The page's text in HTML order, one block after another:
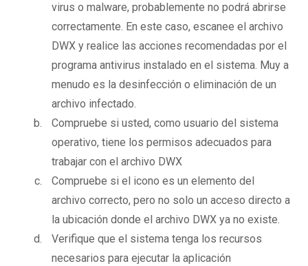
virus o malware, probablemente no podrá abrirse
correctamente. En este caso, escanee el archivo
DWX y realice las acciones recomendadas por el
programa antivirus instalado en el sistema. Muy a
menudo es la desinfección o eliminación de un
archivo infectado.
Compruebe si usted, como usuario del sistema
operativo, tiene los permisos adecuados para
trabajar con el archivo DWX
Compruebe si el icono es un elemento del
archivo correcto, pero no solo un acceso directo a
la ubicación donde el archivo DWX ya no existe.
Verifique que el sistema tenga los recursos
necesarios para ejecutar la aplicación